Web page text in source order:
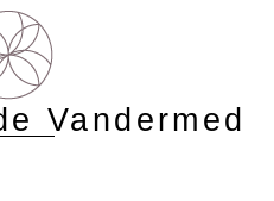
Vandermed